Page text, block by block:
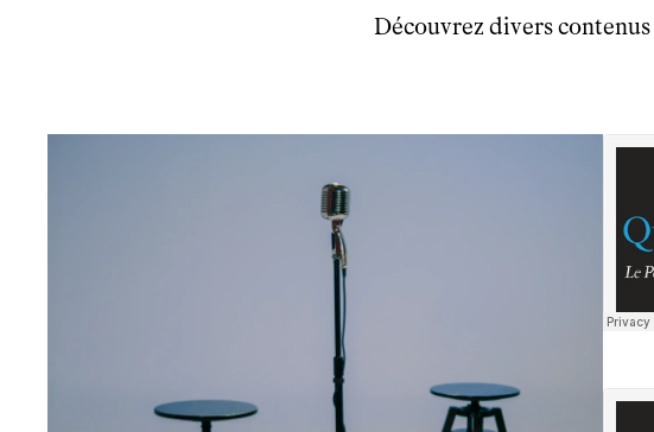
Découvrez divers
Url
Url